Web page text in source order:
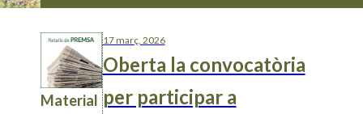
Material
17 març, 2026
Oberta la convocatòria
per participar a